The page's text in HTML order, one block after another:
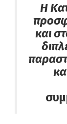
Η
και